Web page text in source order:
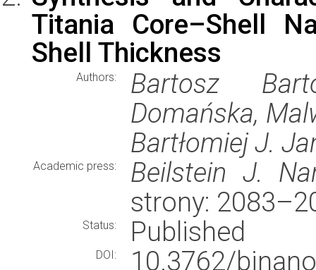
Titania Core–Shell
Shell Thickness
Authors:
Bartosz
Domańska,
Bartłomiej J.
Academic press:
Beilstein J.
strony:
Status: Published
DOI:
10.3762/